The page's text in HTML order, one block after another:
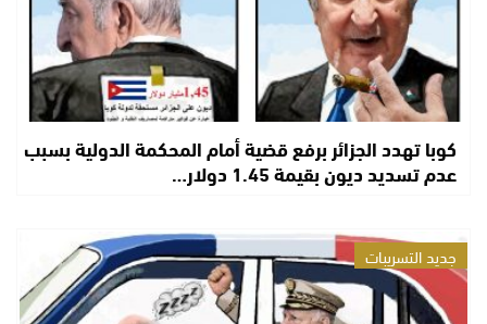
كوبا تهدد الجزائر برفع قضية أمام المحكمة الدولية بسبب
عدم تسديد ديون بقيمة 1.45 دولار…
جديد التسريبات